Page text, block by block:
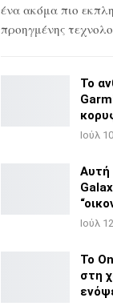
ένα ακόμα πιο
προηγμένης
Το
Ιούλ
Αυτή
Ιούλ
Το
στη